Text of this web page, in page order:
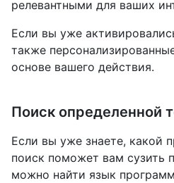
релевантными для ваших
Если вы уже
также
основе вашего действия.
Поиск определенной
Если вы уже знаете, какой
поиск поможет вам сузить
можно найти язык